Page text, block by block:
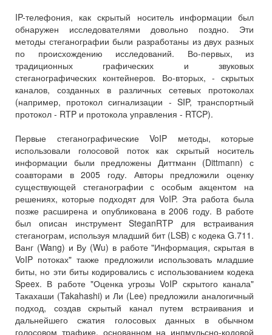
IP-телефония, как скрытый носитель информации был
обнаружен исследователями довольно поздно. Эти
методы стеганографии были разработаны из двух разных
по происхождению исследований. Во-первых, из
традиционных графических и звуковых
стеганографических контейнеров. Во-вторых, - скрытых
каналов, созданных в различных сетевых протоколах
(например, протокол сигнализации - SIP, транспортный
протокол - RTP и протокола управления - RTCP).
Первые стеганографические VoIP методы, которые
использовали голосовой поток как скрытый носитель
информации были предложены Диттманн (Dittmann) с
соавторами в 2005 году. Авторы предложили оценку
существующей стеганографии с особым акцентом на
решениях, которые подходят для VoIP. Эта работа была
позже расширена и опубликована в 2006 году. В работе
был описан инструмент SteganRTP для встраивания
стеганограм, используя младший бит (LSB) с кодека G.711.
Ванг (Wang) и Ву (Wu) в работе "Информация, скрытая в
VoIP потоках" также предложили использовать младшие
биты, но эти биты кодировались с использованием кодека
Speex. В работе "Оценка угрозы VoIP скрытого канала"
Такахаши (Takahashi) и Ли (Lee) предложили аналогичный
подход, создав скрытый канал путем встраивания и
дальнейшего сжатия голосовых данных в обычном
голосовом трафике, основанном на инпмульсно-кодовой